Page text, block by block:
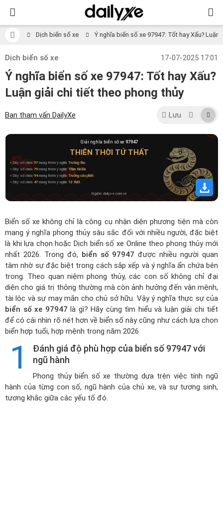
Dịch biển số xe Ý nghĩa biển số xe 97947: Tốt hay Xấu?
Dịch biển số xe 17-07-2025 17:01
Ý nghĩa biển số xe 97947: Tốt hay Xấu?
Luận giải chi tiết theo phong thủy
Ban tham vấn DailyXe Lưu
Giải nghĩa biển số xe 97947
THIÊN THỜI TỨ THẤT
» Dãy số chứa97 mang thêm ý nghĩa Trường thọ.
» Dãy số chứa 79 mang thêm ý nghĩaThần tài lớn.
» Dãy số chứa 94mang thêm ý nghĩaTrường cửu phất.
» Dãy số chứa 47 mang thêm ý nghĩa Tứ thất.
Nguồn: dailyxe.com.vn
Biển số xe không chỉ là công cụ nhận diện phương tiện mà còn
mang ý nghĩa phong thủy sâu sắc đối với nhiều người, đặc biệt
là khi lựa chọn hoặcDịch biển số xe Online theo phong thủy mới
nhất 2026. Trong đó, biển số 97947 được nhiều người quan
tâm nhờ sự đặc biệt trong cách sắp xếp và ý nghĩa ẩn chứa bên
trong. Theo quan niệm phong thủy, các con số không chỉ đại
diện cho giá trị thông thường mà còn ảnh hưởng đến vận mệnh,
tài lộc và sự may mắn cho chủ sở hữu. Vậy ý nghĩa thực sự của
biển số xe 97947 là gì? Hãy cùng tìm hiểu và luận giải chi tiết
để có cái nhìn rõ nét hơn về biển số này cũng như cách lựa chọn
biển hợp tuổi, hợp mệnh trong năm 2026
1
Đánh giá độ phù hợp của biển số 97947 với
ngũ hành
Phong thủy biển số xe thường dựa trên việc tính ngũ
hành của từng con số, ngũ hành của chủ xe, và sự tương sinh,
tương khắc giữa các yếu tố đó.